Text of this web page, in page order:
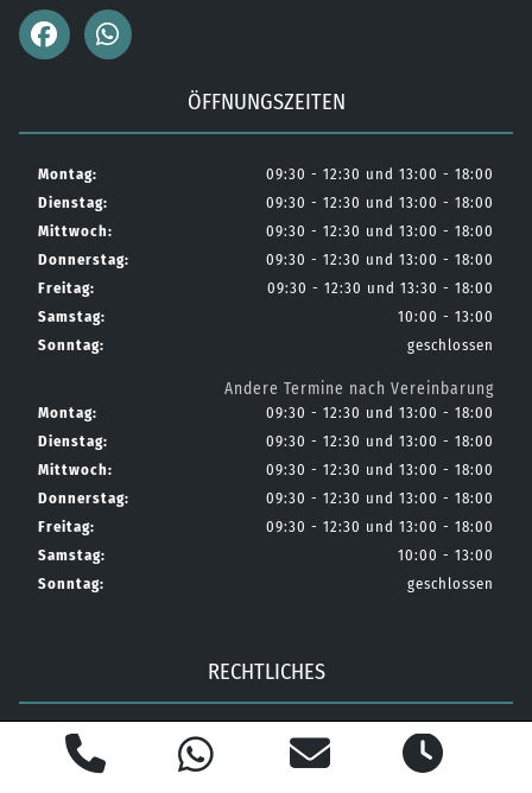
ÖFFNUNGSZEITEN
Montag:
09:30 - 12:30 und 13:00 - 18:00
Dienstag:
09:30 - 12:30 und 13:00 - 18:00
Mittwoch:
09:30 - 12:30 und 13:00 - 18:00
Donnerstag:
09:30 - 12:30 und 13:00 - 18:00
Freitag:
09:30 - 12:30 und 13:30 - 18:00
Samstag:
10:00 - 13:00
Sonntag:
geschlossen
Andere Termine nach Vereinbarung
Montag:
09:30 - 12:30 und 13:00 - 18:00
Dienstag:
09:30 - 12:30 und 13:00 - 18:00
Mittwoch:
09:30 - 12:30 und 13:00 - 18:00
Donnerstag:
09:30 - 12:30 und 13:00 - 18:00
Freitag:
09:30 - 12:30 und 13:00 - 18:00
Samstag:
10:00 - 13:00
Sonntag:
geschlossen
RECHTLICHES
Impressum